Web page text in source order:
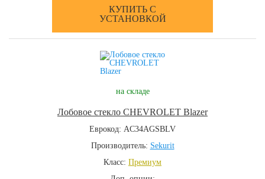
КУПИТЬ С
УСТАНОВКОЙ
на складе
Лобовое стекло CHEVROLET Blazer
Еврокод: AC34AGSBLV
Производитель: Sekurit
Класс: Премиум